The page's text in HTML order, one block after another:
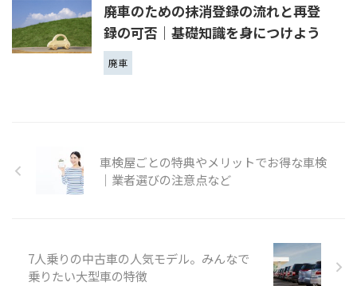
廃車のための抹消登録の流れと再登
録の可否｜基礎知識を身につけよう
廃車
車検屋ごとの特典やメリットでお得な車検
｜業者選びの注意点など
7人乗りの中古車の人気モデル。みんなで
乗りたい大型車の特徴